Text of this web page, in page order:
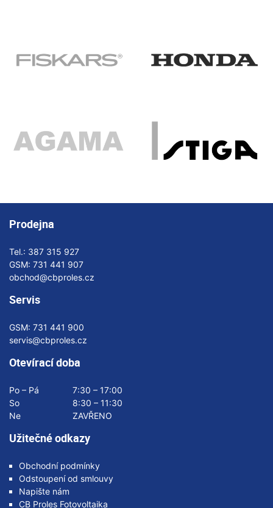
Prodejna
Tel.: 387 315 927
GSM: 731 441 907
obchod@cbproles.cz
Servis
GSM: 731 441 900
servis@cbproles.cz
Otevírací doba
Po – Pá
7:30 – 17:00
So
8:30 – 11:30
Ne
ZAVŘENO
Užitečné odkazy
Obchodní podmínky
Odstoupení od smlouvy
Napište nám
CB Proles Fotovoltaika